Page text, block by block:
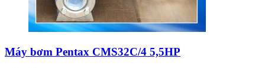
Máy bơm Pentax CMS32C/4 5,5HP